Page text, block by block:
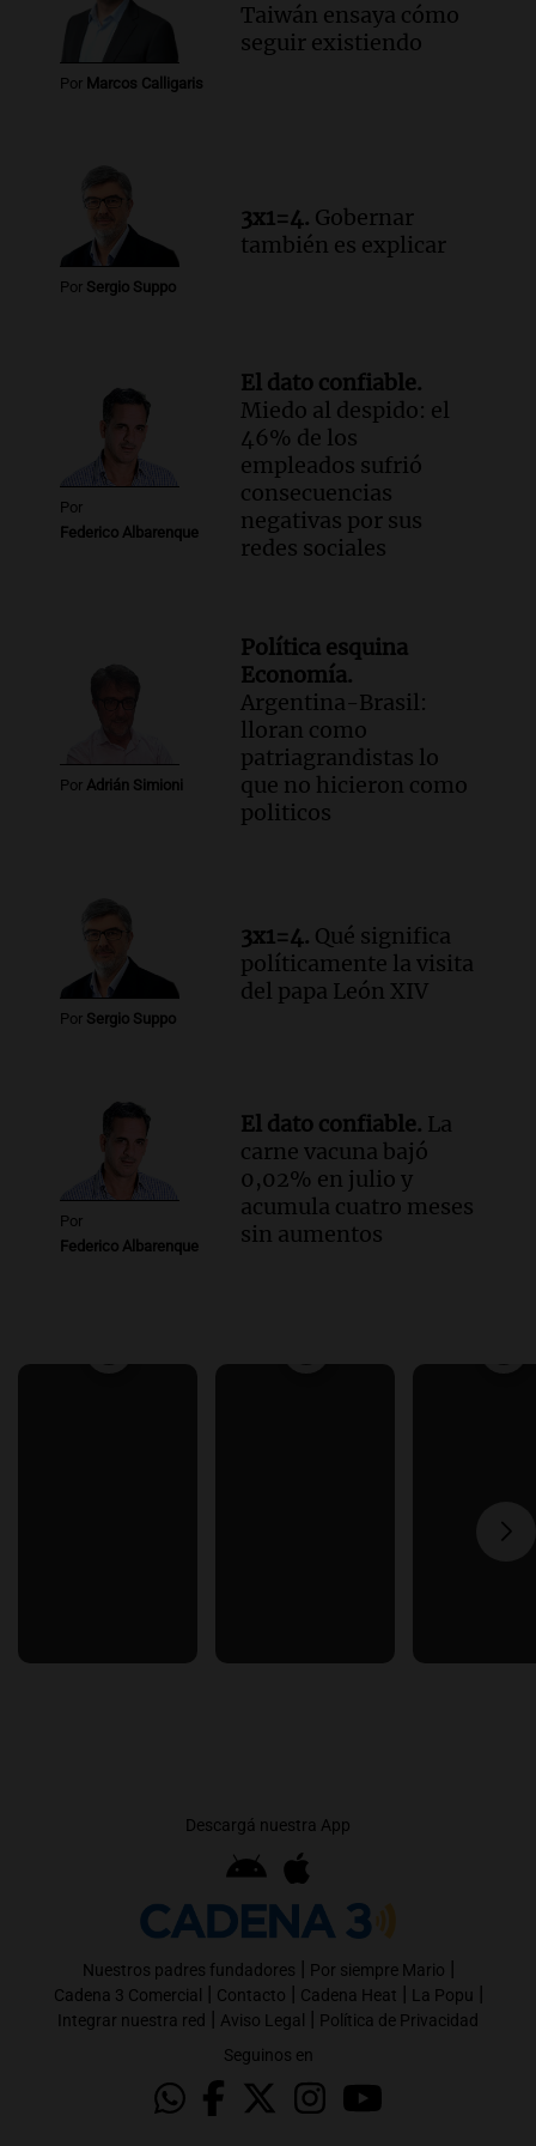
Episodios
Audio.Santa Fe reactivará 1.500
viviendas paralizadas tras el cierre de
Episodios
Por Marcos Calligaris
Taiwán ensaya cómo
seguir existiendo
Por Sergio Suppo
3x1=4. Gobernar
también es explicar
Por
Federico Albarenque
El dato confiable.
Miedo al despido: el
46% de los
empleados sufrió
consecuencias
negativas por sus
redes sociales
Por Adrián Simioni
Política esquina
Economía.
Argentina-Brasil:
lloran como
patriagrandistas lo
que no hicieron como
politicos
Por Sergio Suppo
3x1=4. Qué significa
políticamente la visita
del papa León XIV
Por
Federico Albarenque
El dato confiable. La
carne vacuna bajó
0,02% en julio y
acumula cuatro meses
sin aumentos
Descargá nuestra App
Nuestros padres fundadores | Por siempre Mario |
Cadena 3 Comercial | Contacto | Cadena Heat | La Popu |
Integrar nuestra red | Aviso Legal | Política de Privacidad
Seguinos en